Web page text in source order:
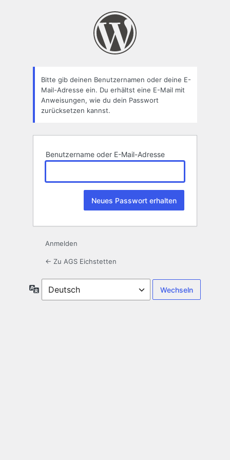
Bitte gib deinen Benutzernamen oder deine E-
Mail-Adresse ein. Du erhältst eine E-Mail mit
Anweisungen, wie du dein Passwort
zurücksetzen kannst.
Benutzername oder E-Mail-Adresse
Anmelden
← Zu AGS Eichstetten
Sprache